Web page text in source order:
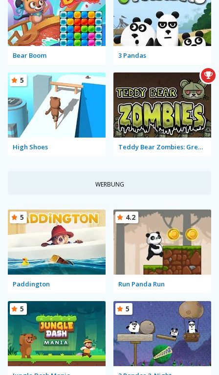
Bear Boom 3 Pandas
High Shoes
5
Teddy Bear Zombies: Grenades
WERBUNG
Paddington
5
Run Panda Run
4.2
5 5